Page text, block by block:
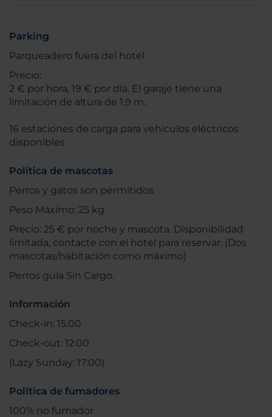
Parking
Parqueadero fuera del hotel
Precio:
2 € por hora, 19 € por día. El garaje tiene una
limitación de altura de 1,9 m.
16 estaciones de carga para vehículos eléctricos
disponibles
Política de mascotas
Perros y gatos son permitidos
Peso Máximo: 25 kg
Precio: 25 € por noche y mascota. Disponibilidad
limitada, contacte con el hotel para reservar. (Dos
mascotas/habitación como máximo)
Perros guía Sin Cargo.
Información
Check-in: 15:00
Check-out: 12:00
(Lazy Sunday: 17:00)
Política de fumadores
100% no fumador